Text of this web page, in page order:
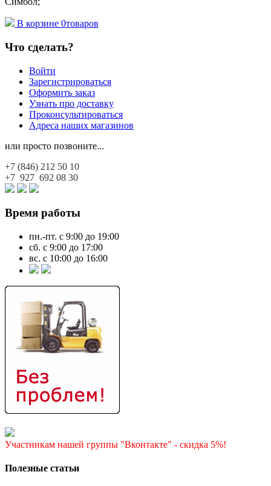
В корзине 0товаров
Что сделать?
Войти
Зарегистрироваться
Оформить заказ
Узнать про доставку
Проконсультироваться
Адреса наших магазинов
или просто позвоните...
+7 (846) 212 50 10
+7 927 692 08 30
Время работы
пн.-пт. с 9:00 до 19:00
сб. с 9:00 до 17:00
вс. с 10:00 до 16:00
Участникам нашей группы "Вконтакте" - скидка 5%!
Полезные статьи